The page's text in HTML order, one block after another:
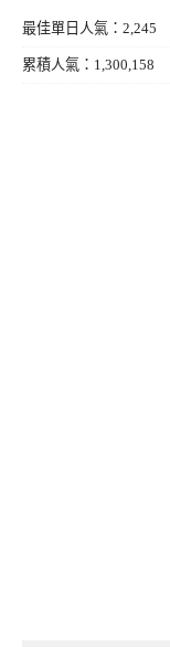
最佳單日人氣：2,245
累積人氣：1,300,158